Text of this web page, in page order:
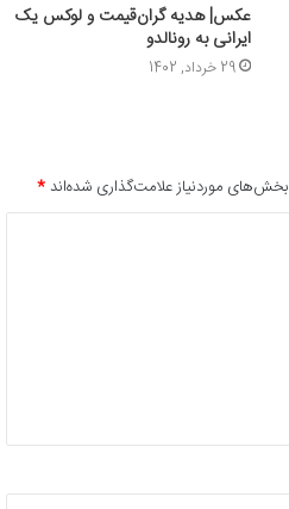
عکس| هدیه گران‌قیمت و لوکس یک
ایرانی به رونالدو
29 خرداد, 1402
بخش‌های موردنیاز علامت‌گذاری شده‌اند*